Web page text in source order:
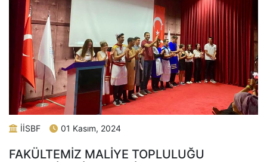
İİSBF 01 Kasım, 2024
FAKÜLTEMİZ MALİYE TOPLULUĞU